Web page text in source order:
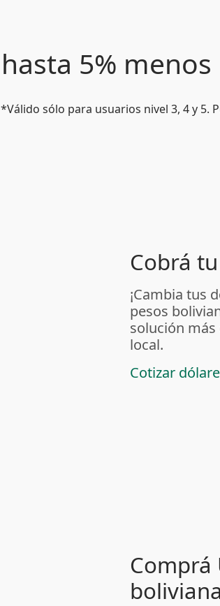
5% menos
*Válido sólo para usuarios nivel 3, 4 y 5.
Cobrá
¡Cambia tus
pesos
solución
local.
Cotizar
Comprá
boliviana